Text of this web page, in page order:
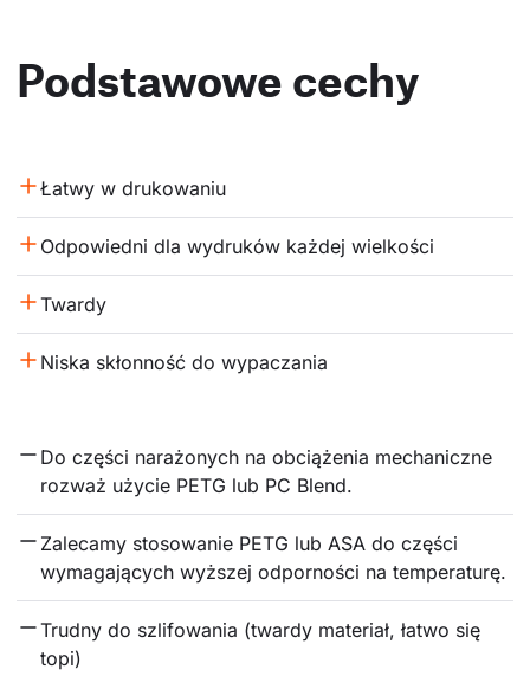
Podstawowe cechy
Łatwy w drukowaniu
Odpowiedni dla wydruków każdej wielkości
Twardy
Niska skłonność do wypaczania
Do części narażonych na obciążenia mechaniczne
rozważ użycie PETG lub PC Blend.
Zalecamy stosowanie PETG lub ASA do części
wymagających wyższej odporności na temperaturę.
Trudny do szlifowania (twardy materiał, łatwo się
topi)